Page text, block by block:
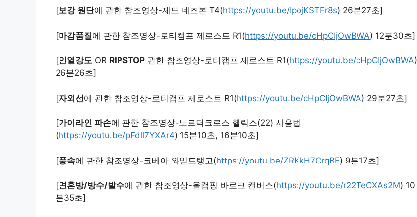
[보강 원단에 관한 참조영상-제드 네즈본 T4(https://youtu.be/IpojKSTFr8s) 26분27초]
[마감품질에 관한 참조영상-로티캠프 제로스트 R1(https://youtu.be/cHpCIjOwBWA) 12분30초]
[인열강도 OR RIPSTOP 관한 참조영상-로티캠프 제로스트 R1(https://youtu.be/cHpCIjOwBWA)
26분26초]
[자외선에 관한 참조영상-로티캠프 제로스트 R1(https://youtu.be/cHpCIjOwBWA) 29분27초]
[가이라인 파손에 관한 참조영상-노르딕크로스 헬릭스(22) 사용법
(https://youtu.be/pFdll7YXAr4) 15분10초, 16분10초]
[풍속에 관한 참조영상-코베아 와일드탱고(https://youtu.be/ZRKkH7CrqBE) 9분17초]
[면혼방/방수/발수에 관한 참조영상-올캠핑 바로크 캔버스(https://youtu.be/r22TeCXAs2M) 10
분35초]